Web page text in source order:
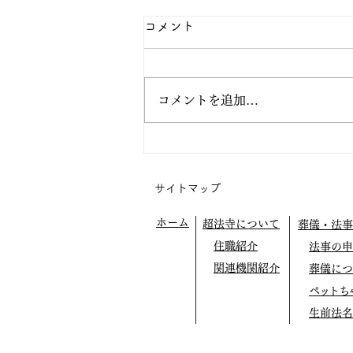
う
コメント
コメントを追加…
サイトマップ
ホーム
超法寺について
住職紹介
関連機関紹介
葬儀・法
法事の
葬儀に
ペットち
生前法